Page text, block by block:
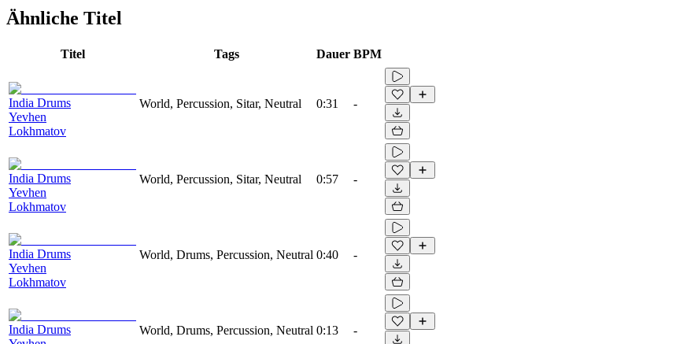
Ähnliche Titel
Titel Tags Dauer BPM
India Drums
Yevhen
Lokhmatov
World, Percussion, Sitar, Neutral 0:31 -
India Drums
Yevhen
Lokhmatov
World, Percussion, Sitar, Neutral 0:57 -
India Drums
Yevhen
Lokhmatov
World, Drums, Percussion, Neutral 0:40 -
India Drums
World, Drums, Percussion, Neutral 0:13 -